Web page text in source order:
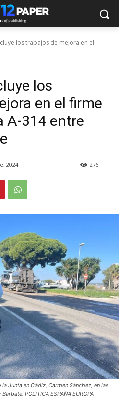
los trabajos de mejora en el
los
en el firme
A-314 entre
2024 276
Junta en Cádiz, Carmen Sánchez, en las
POLITICA ESPAÑA EUROPA